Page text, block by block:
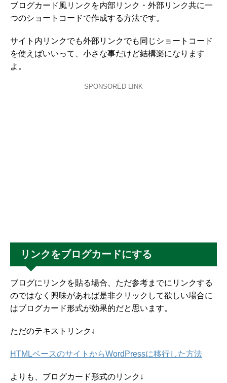
ブログカード風リンクを内部リンク・外部リンク共に一
つのショートコードで作成する方法です。
サイト内リンクでも外部リンクでも同じショートコード
を使えばいいって、小さな事だけど結構楽になります
よ。
SPONSORED LINK
リンクをブログカードにする
ブログにリンクを貼る場合、ただ参考までにリンクする
のではなく興味があれば是非クリックして欲しい場合に
はブログカード形式が効果的だと思います。
ただのテキストリンク↓
HTMLベースのサイトからWordPressに移行した方法
よりも、ブログカード形式のリンク↓